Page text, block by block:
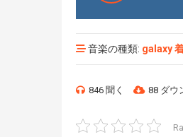
音楽の種類: galaxy
846 聞く 88 ダウ